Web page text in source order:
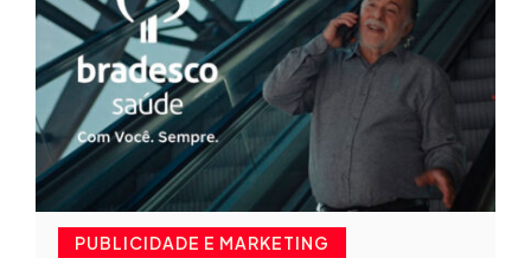
PUBLICIDADE E MARKETING